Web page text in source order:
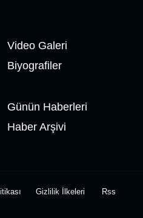
Video Galeri
Biyografiler
Günün Haberleri
Haber Arşivi
Gizlilik İlkeleri
Rss